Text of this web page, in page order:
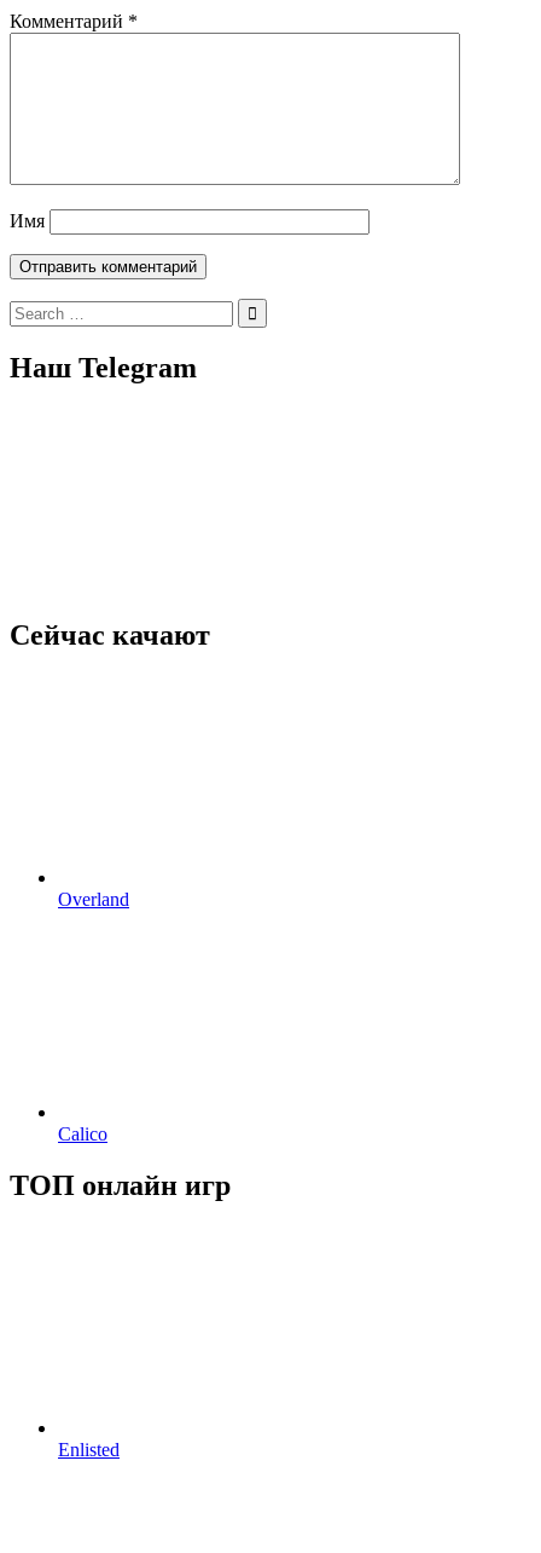
Комментарий *
Имя
Search
for:
Наш Telegram
Сейчас качают
Overland
Calico
ТОП онлайн игр
Enlisted